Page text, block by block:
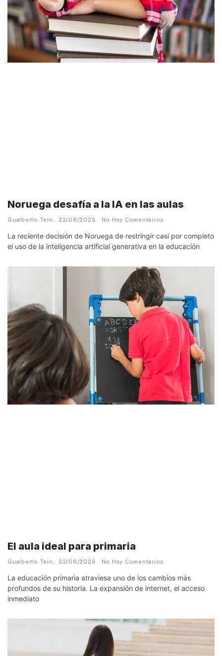
Noruega desafía a la IA en las aulas
Gualberto Tein 22/06/2026 No Hay Comentarios
La reciente decisión de Noruega de restringir casi por completo
el uso de la inteligencia artificial generativa en la educación
El aula ideal para primaria
Gualberto Tein 22/06/2026 No Hay Comentarios
La educación primaria atraviesa uno de los cambios más
profundos de su historia. La expansión de internet, el acceso
inmediato